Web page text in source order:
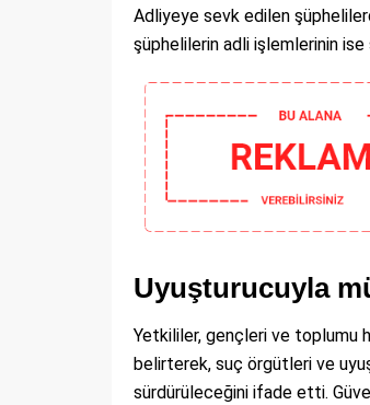
Adliyeye sevk edilen
şüphelilerin adli işlemlerinin ise
Uyuşturucuyla
Yetkililer, gençleri ve toplumu
belirterek, suç örgütleri ve
sürdürüleceğini ifade etti.